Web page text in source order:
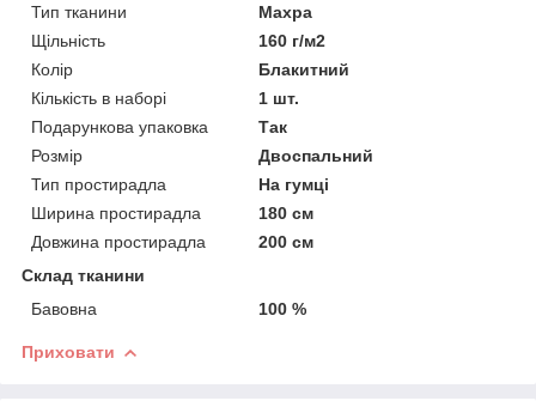
Тип тканини
Махра
Щільність
160 г/м2
Колір
Блакитний
Кількість в наборі
1 шт.
Подарункова упаковка
Так
Розмір
Двоспальний
Тип простирадла
На гумці
Ширина простирадла
180 см
Довжина простирадла
200 см
Склад тканини
Бавовна
100 %
Приховати